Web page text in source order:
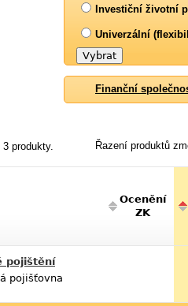
Investiční životní
Univerzální
Finanční
Řazení produktů
produkty.
Ocenění
ZK
pojištění
pojišťovna